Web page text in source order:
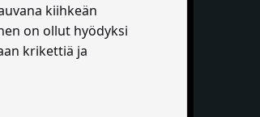
kiihkeän
on ollut hyödyksi
krikettiä ja